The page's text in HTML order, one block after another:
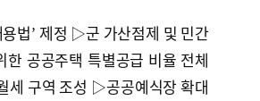
법’ 제정 ▷군 가산점제 및 민간
공공주택 특별공급 비율 전체
세 구역 조성 ▷공공예식장 확대